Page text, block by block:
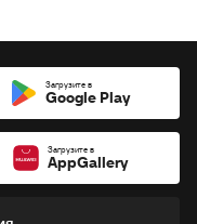
Загрузите в
Google Play
Загрузите в
AppGallery